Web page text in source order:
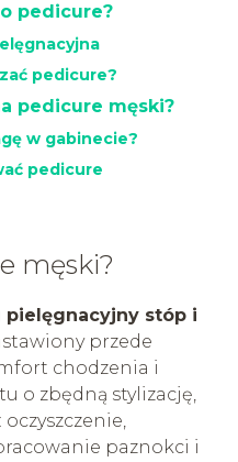
pedicure?
pedicure?
pedicure męski?
w gabinecie?
pedicure
męski?
pielęgnacyjny stóp i
przede
chodzenia i
o zbędną stylizację,
paznokci i